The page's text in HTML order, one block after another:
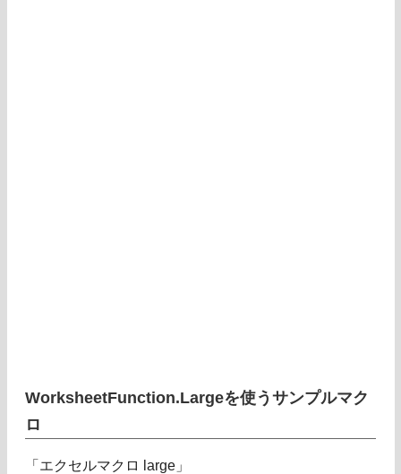
WorksheetFunction.Largeを使うサンプルマク
ロ
「エクセルマクロ large」